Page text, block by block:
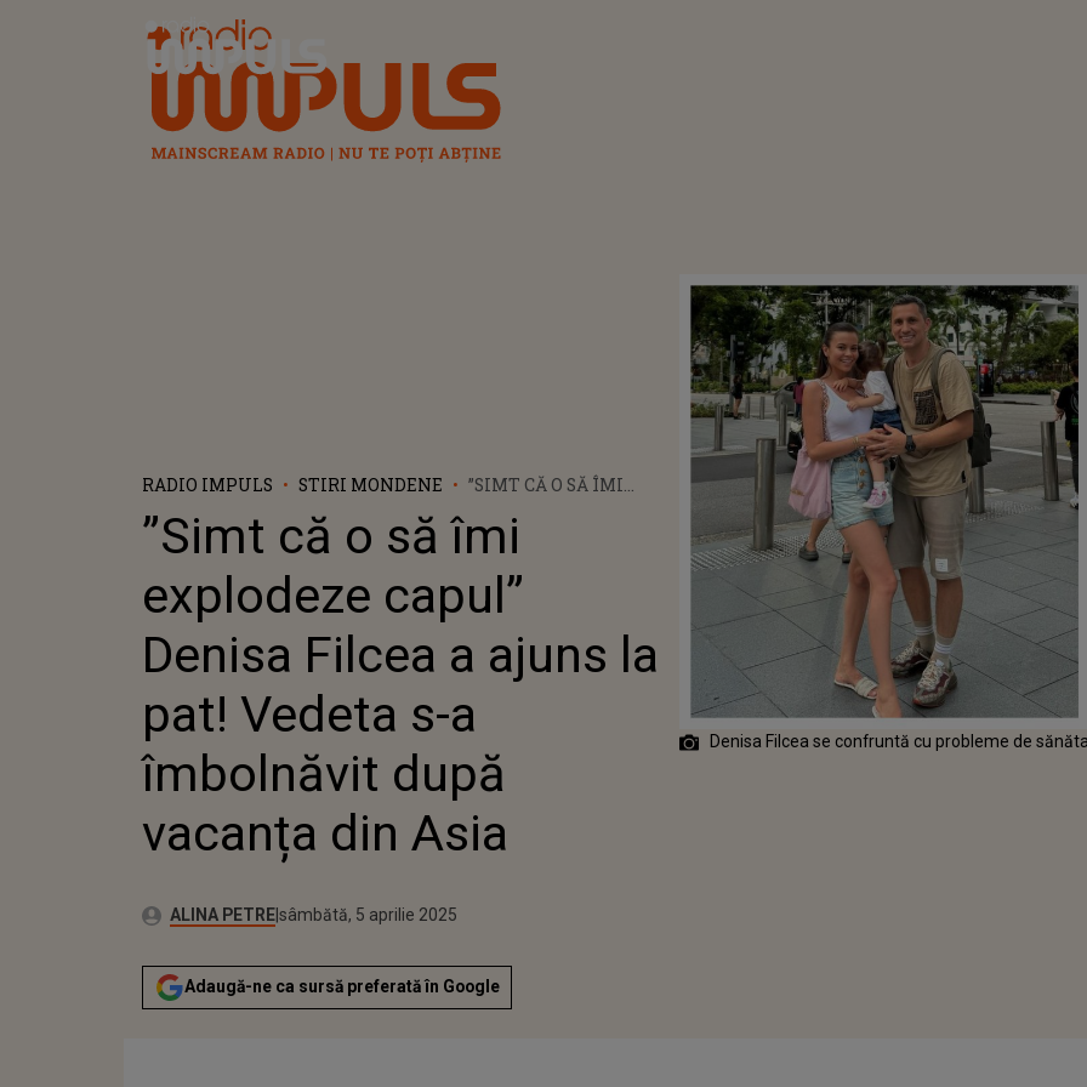
Radio Impuls
RADIO IMPULS STIRI MONDENE
”SIMT CĂ O SĂ ÎMI
DENISA FILCEA A
AJUNS LA PAT! VEDETA
S-A ÎMBOLNĂVIT DUPĂ
VACANȚA DIN ASIA
”Simt că o să îmi
explodeze capul”
Denisa Filcea a ajuns la
pat! Vedeta s-a
îmbolnăvit după
vacanța din Asia
Autor:ALINA PETREPublicat:
vineri, 5 aprilie 2024
Actualizat:
sâmbătă, 5 aprilie 2025
Adaugă-ne ca sursă preferată în Google
Denisa Filcea se confruntă cu probleme de